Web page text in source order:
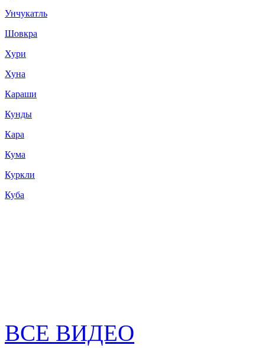
Унчукатль
Шовкра
Хури
Хуна
Караши
Кунды
Кара
Кума
Куркли
Куба
ВСЕ ВИДЕО